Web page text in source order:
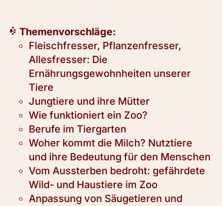
Themenvorschläge:
Fleischfresser, Pflanzenfresser,
Allesfresser: Die
Ernährungsgewohnheiten unserer
Tiere
Jungtiere und ihre Mütter
Wie funktioniert ein Zoo?
Berufe im Tiergarten
Woher kommt die Milch? Nutztiere
und ihre Bedeutung für den Menschen
Vom Aussterben bedroht: gefährdete
Wild- und Haustiere im Zoo
Anpassung von Säugetieren und